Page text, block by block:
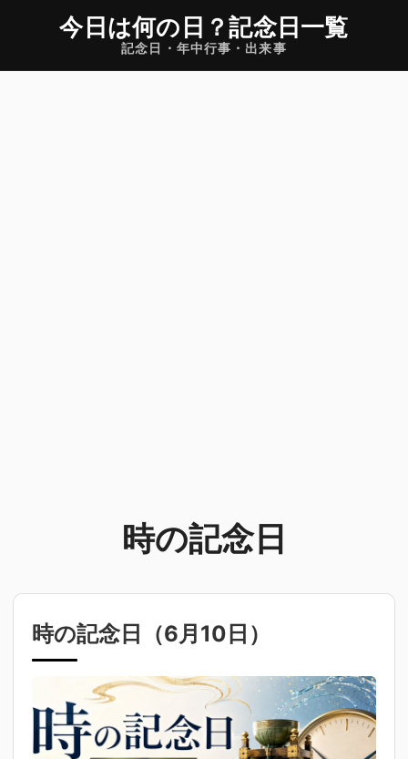
今日は何の日 ？記念日一覧
記念日・年中行事・出来事
時の記念日
時の記念日（6月10日 ）